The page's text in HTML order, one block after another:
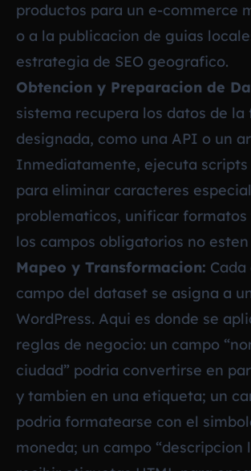
productos para un e-commerce
o a la publicacion de guias
estrategia de SEO geografico.
Obtencion y Preparacion de
sistema recupera los datos de la
designada, como una API o un
Inmediatamente, ejecuta scripts
para eliminar caracteres
problematicos, unificar formatos
los campos obligatorios no esten
Mapeo y Transformacion:
campo del dataset se asigna a
WordPress. Aqui es donde se
reglas de negocio: un campo
ciudad” podria convertirse en
y tambien en una etiqueta; un
podria formatearse con el
moneda; un campo “descripcion